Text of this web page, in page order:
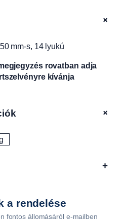
+
mm-s, 14 lyukú
rovatban adja
kívánja
+
+
a rendelése
fontos állomásáról e-mailben